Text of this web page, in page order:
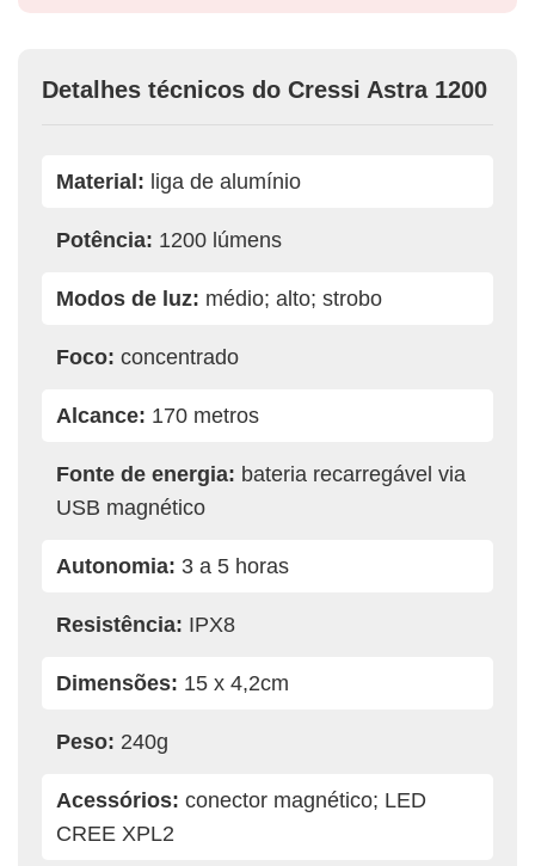
Detalhes técnicos do Cressi Astra 1200
Material: liga de alumínio
Potência: 1200 lúmens
Modos de luz: médio; alto; strobo
Foco: concentrado
Alcance: 170 metros
Fonte de energia: bateria recarregável via
USB magnético
Autonomia: 3 a 5 horas
Resistência: IPX8
Dimensões: 15 x 4,2cm
Peso: 240g
Acessórios: conector magnético; LED
CREE XPL2